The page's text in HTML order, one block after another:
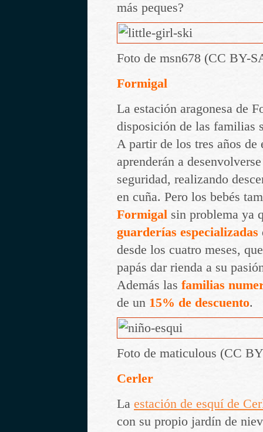
más peques?
Foto de msn678 (CC BY-
Formigal
La estación aragonesa de
disposición de las familias
A partir de los tres años de
aprenderán a
seguridad, realizando
en cuña. Pero los bebés
Formigal sin problema ya
guarderías especializadas
desde los cuatro meses,
papás dar rienda a su
Además las familias
de un 15% de descuento.
Foto de maticulous (CC
Cerler
La estación de esquí de
con su propio jardín de